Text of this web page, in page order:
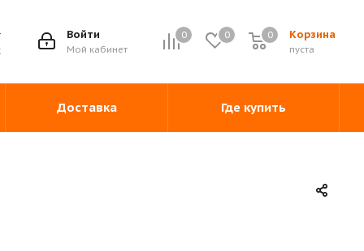
0 0 Корзина
0
пуста
0
Войти
Мой кабинет
Доставка Где купить